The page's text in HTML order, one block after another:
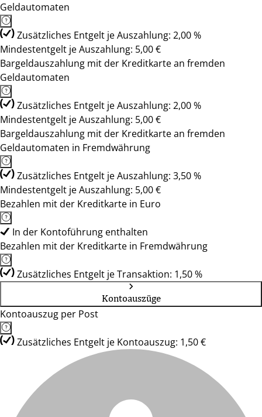
Geldautomaten
Zusätzliches Entgelt je Auszahlung: 2,00 %
Mindestentgelt je Auszahlung: 5,00 €
Bargeldauszahlung mit der Kreditkarte an fremden
Geldautomaten
Zusätzliches Entgelt je Auszahlung: 2,00 %
Mindestentgelt je Auszahlung: 5,00 €
Bargeldauszahlung mit der Kreditkarte an fremden
Geldautomaten in Fremdwährung
Zusätzliches Entgelt je Auszahlung: 3,50 %
Mindestentgelt je Auszahlung: 5,00 €
Bezahlen mit der Kreditkarte in Euro
In der Kontoführung enthalten
Bezahlen mit der Kreditkarte in Fremdwährung
Zusätzliches Entgelt je Transaktion: 1,50 %
Kontoauszüge
Kontoauszug per Post
Zusätzliches Entgelt je Kontoauszug: 1,50 €